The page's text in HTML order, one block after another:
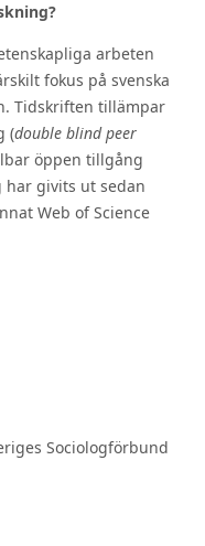
arbeten
fokus på svenska
Tidskriften tillämpar
(double blind peer
öppen tillgång
har givits ut sedan
Web of Science
Sociologförbund